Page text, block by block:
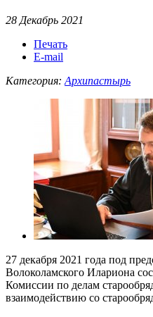
28 Декабрь 2021
Печать
E-mail
Категория: Архипастырь
27 декабря 2021 года под
Волоколамского Илариона
Комиссии по делам
взаимодействию со